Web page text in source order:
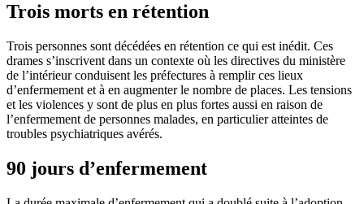
Trois morts en rétention
Trois personnes sont décédées en rétention ce qui est inédit. Ces
drames s’inscrivent dans un contexte où les directives du ministère
de l’intérieur conduisent les préfectures à remplir ces lieux
d’enfermement et à en augmenter le nombre de places. Les tensions
et les violences y sont de plus en plus fortes aussi en raison de
l’enfermement de personnes malades, en particulier atteintes de
troubles psychiatriques avérés.
90 jours d’enfermement